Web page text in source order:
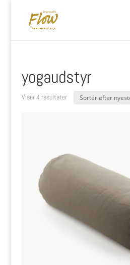
yogaudstyr
Viser 4 resultaterSorteret